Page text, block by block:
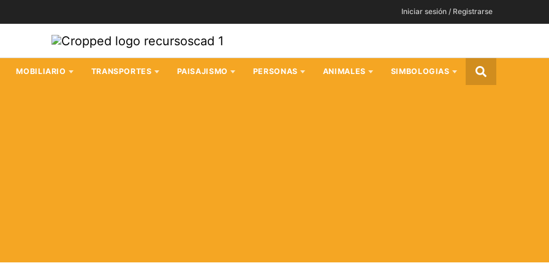
Iniciar sesión / Registrarse
MOBILIARIO TRANSPORTES PAISAJISMO PERSONAS ANIMALES SIMBOLOGIAS